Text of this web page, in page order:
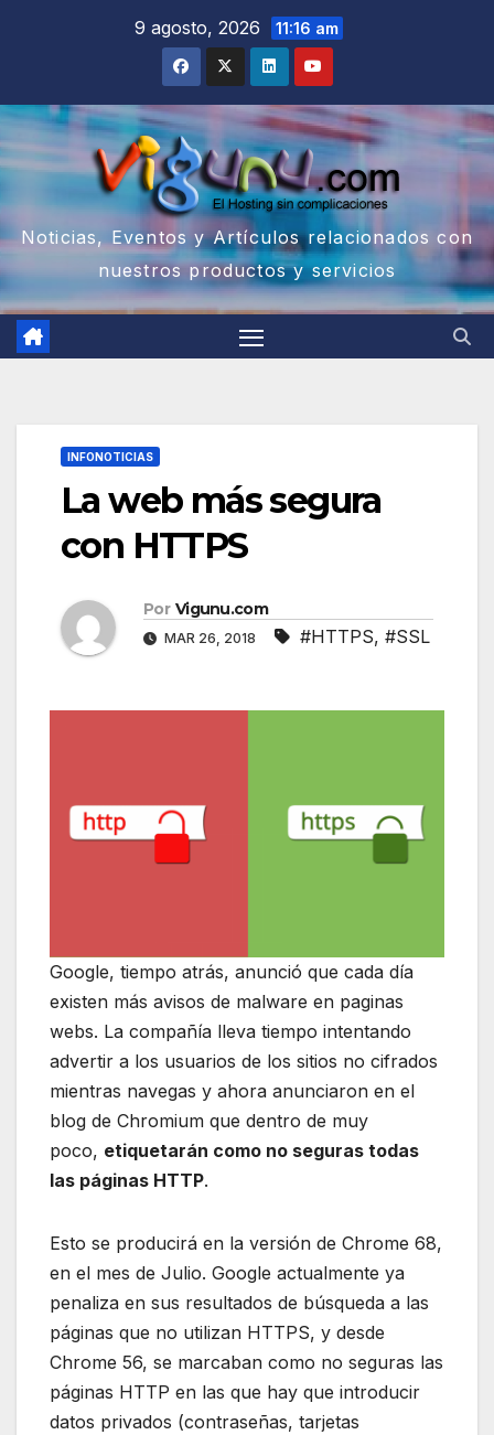
9 agosto, 2026 11:16 am
Noticias, Eventos y Artículos relacionados con
nuestros productos y servicios
INFONOTICIAS
La web más segura
con HTTPS
Por Vigunu.com
MAR 26, 2018 #HTTPS, #SSL
Google, tiempo atrás, anunció que cada día
existen más avisos de malware en paginas
webs. La compañía lleva tiempo intentando
advertir a los usuarios de los sitios no cifrados
mientras navegas y ahora anunciaron en el
blog de Chromium que dentro de muy
poco, etiquetarán como no seguras todas
las páginas HTTP.
Esto se producirá en la versión de Chrome 68,
en el mes de Julio. Google actualmente ya
penaliza en sus resultados de búsqueda a las
páginas que no utilizan HTTPS, y desde
Chrome 56, se marcaban como no seguras las
páginas HTTP en las que hay que introducir
datos privados (contraseñas, tarjetas